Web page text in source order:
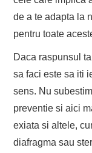
de a te adapta la
pentru toate
Daca raspunsul
sa faci este sa iti
sens. Nu
preventie si aici
exiata si altele,
diafragma sau